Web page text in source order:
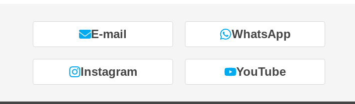
E-mail WhatsApp
Instagram YouTube